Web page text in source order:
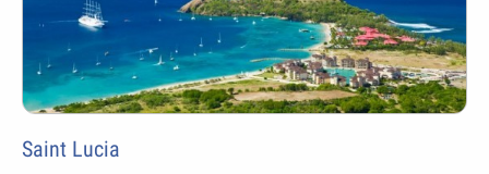
Saint Lucia